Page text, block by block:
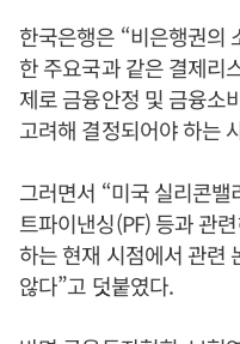
한국은행은 “비은행권의
한 주요국과 같은 결제리
제로 금융안정 및 금융소
고려해 결정되어야 하는
그러면서 “미국 실리콘
트파이낸싱(PF) 등과 관
하는 현재 시점에서 관련
않다”고 덧붙였다.